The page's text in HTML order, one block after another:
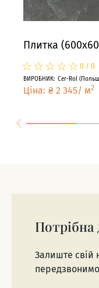
Плитка
☆
★☆
★☆
★☆
★☆
★ 0 / 0
ВИРОБНИК: Cer-Rol (
Ціна: ₴ 2 345/ м2
Потрібна
Залиште свій
передзвонимо